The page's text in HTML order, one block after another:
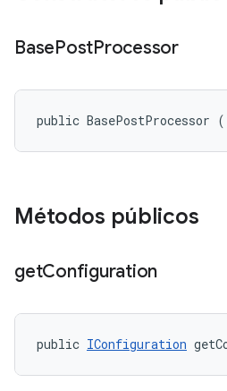
BasePostProcessor
public BasePostProcessor
Métodos públicos
getConfiguration
public IConfiguration